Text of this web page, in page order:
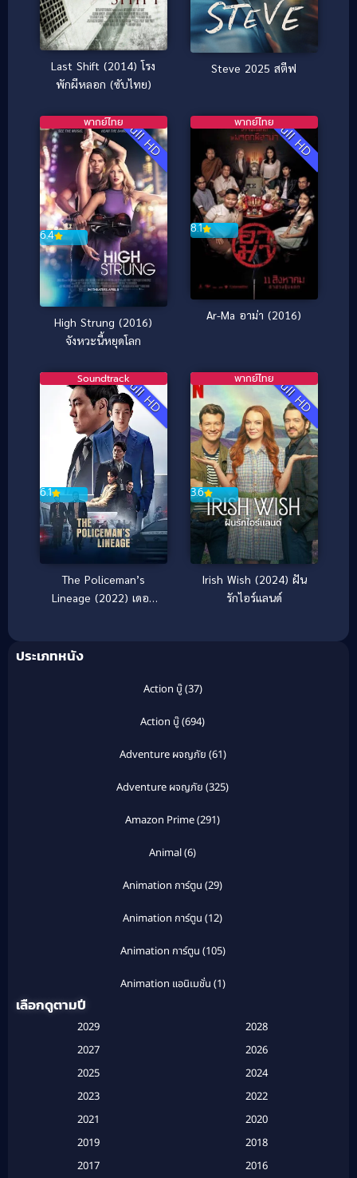
Last Shift (2014) โรง
พักผีหลอก (ซับไทย)
Steve 2025 สตีฟ
Full HD
6.4
พากย์ไทย
High Strung (2016)
จังหวะนี้หยุดโลก
Full HD
8.1
พากย์ไทย
Ar-Ma อาม่า (2016)
Full HD
6.1
Soundtrack
The Policeman’s
Lineage (2022) เดอะ
Full HD
3.6
พากย์ไทย
Irish Wish (2024) ฝัน
รักไอร์แลนด์
ประเภทหนัง
Action บู๊(37)
Action บู๊(694)
Adventure ผจญภัย (61)
Adventure ผจญภัย (325)
Amazon Prime(291)
Animal(6)
Animation การ์ตูน (29)
Animation การ์ตูน (12)
Animation การ์ตูน (105)
Animation แอนิเมชั่น (1)
Based on a True Story สร้างจากเรื่องจริง(2)
Based on a True Story เรื่องจริง (20)
เลือกดูตามปี
2029
2028
2027
2026
2025
2024
2023
2022
2021
2020
2019
2018
2017
2016